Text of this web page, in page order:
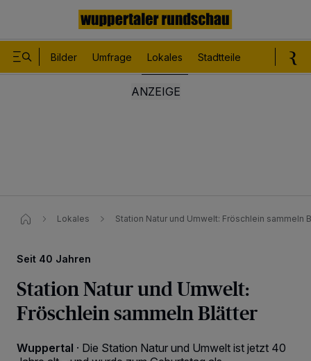
Bilder Umfrage Lokales Stadtteile
Lokales Station Natur und Umwelt: Fröschlein sammeln
Seit 40 Jahren
Station Natur und Umwelt:
Fröschlein sammeln Blätter
Wuppertal · Die Station Natur und Umwelt ist jetzt 40